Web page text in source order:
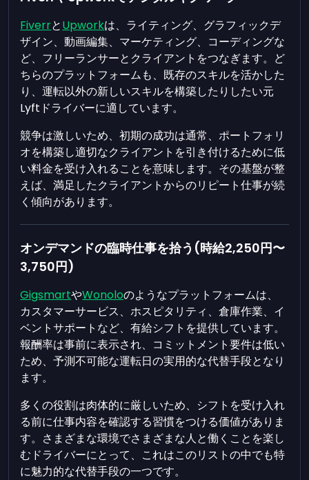
FiverrとUpworkは、ライティング、グラフィックデ
ザイン、動画編集、マーケティング、コーディングな
ど、フリーランサーとクライアントをつなぎます。ど
ちらのプラットフォームも、既存のスキルを活かした
り、運転以外の新しいスキルを構築したりしたい元
Lyftドライバーに適しています。
競争は激しいため、初期の成功は通常、ポートフォリ
オを構築し適切なクライアントを引き付けるために低
い料金を受け入れることを意味します。その基盤が整
えば、満足したクライアントからのリピート仕事が続
く傾向があります。
オンデマンドの臨時仕事を拾う(時給2,250円〜
3,750円)
GigsmartやWonoloのようなプラットフォームは、
カスタマーサービス、ホスピタリティ、倉庫作業、イ
ベントサポートなど、有給シフトを提供しています。
報酬率は事前に表示され、コミットメント要件は低い
ため、予測不可能な運転日の実用的な代替手段となり
ます。
多くの役割は肉体的に厳しいため、シフトを受け入れ
る前に仕事内容を確認する習慣をつける価値がありま
す。さまざまな環境でさまざまな人と働くことを楽し
むドライバーにとって、これはこのリストの中でも特
に魅力的な代替手段の一つです。